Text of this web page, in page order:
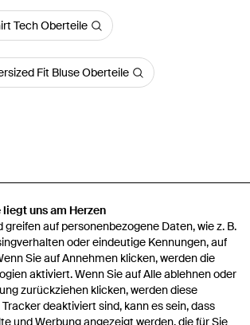
uns am Herzen
greifen auf personenbezogene Daten, wie z. B.
oder eindeutige Kennungen, auf
Sie auf Annehmen klicken, werden die
aktiviert. Wenn Sie auf Alle ablehnen oder
zurückziehen klicken, werden diese
deaktiviert sind, kann es sein, dass
und Werbung angezeigt werden, die für Sie
Tech Oberteile
Fit Bluse Oberteile
KARL LAGERFELD Oberteile
Damen, Größe